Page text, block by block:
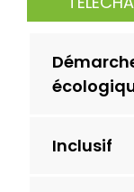
Inclusif